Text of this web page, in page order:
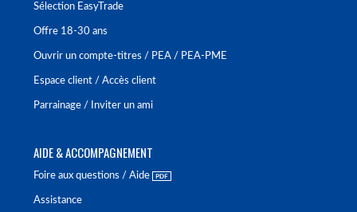
Sélection EasyTrade
Offre 18-30 ans
Ouvrir un compte-titres / PEA / PEA-PME
Espace client / Accès client
Parrainage / Inviter un ami
AIDE & ACCOMPAGNEMENT
Foire aux questions / Aide
Assistance